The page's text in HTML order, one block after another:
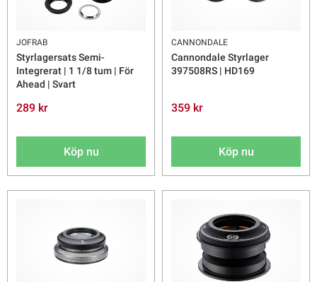
JOFRAB
Styrlagersats Semi-
Integrerat | 1 1/8 tum | För
Ahead | Svart
289 kr
Köp nu
CANNONDALE
Cannondale Styrlager
397508RS | HD169
359 kr
Köp nu